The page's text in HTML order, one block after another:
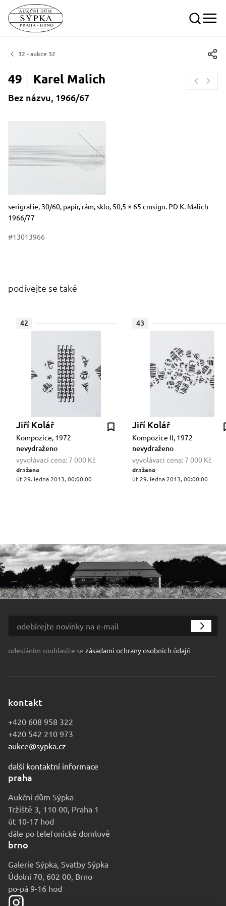
32 - aukce 32
49 Karel Malich
Bez názvu, 1966/67
Rozměry
Stručný popis předmětu
serigrafie, 30/60, papír, rám, sklo, 50,5 × 65 cmsign. PD K. Malich
1966/77
#13013966
podívejte se také
42
Jiří Kolář
Kompozice, 1972
nevydraženo
vyvolávací cena: 7 000 Kč
draženo
út 29. ledna 2013, 00:00:00
43
Jiří Kolář
Kompozice II, 1972
nevydraženo
vyvolávací cena: 7 000 Kč
draženo
út 29. ledna 2013, 00:00:00
odesláním souhlasíte se zásadami ochrany osobních údajů
kontakt
+420 608 958 322
+420 542 210 973
aukce@sypka.cz
další kontaktní informace
praha
Aukční dům Sýpka
Tržiště 3, 110 00, Praha 1
út 10-17 hod
dále po telefonické domluvě
brno
Galerie Sýpka, Svatby Sýpka
Údolní 70, 602 00, Brno
po-pá 9-16 hod